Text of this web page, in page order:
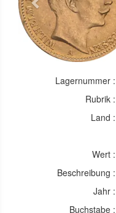
Previous
Lagernummer :
Rubrik :
Land :
Wert :
Beschreibung :
Jahr :
Buchstabe :